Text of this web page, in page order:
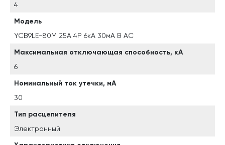
4
Модель
YCB9LE-80M 25А 4P 6кА 30мА B AC
Максимальная отключающая способность, кА
6
Номинальный ток утечки, мА
30
Тип расцепителя
Электронный